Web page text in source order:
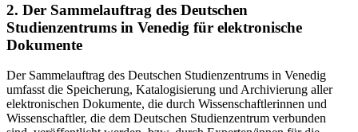
2. Der Sammelauftrag des Deutschen
Studienzentrums in Venedig für elektronische
Dokumente
Der Sammelauftrag des Deutschen Studienzentrums in Venedig
umfasst die Speicherung, Katalogisierung und Archivierung aller
elektronischen Dokumente, die durch Wissenschaftlerinnen und
Wissenschaftler, die dem Deutschen Studienzentrum verbunden